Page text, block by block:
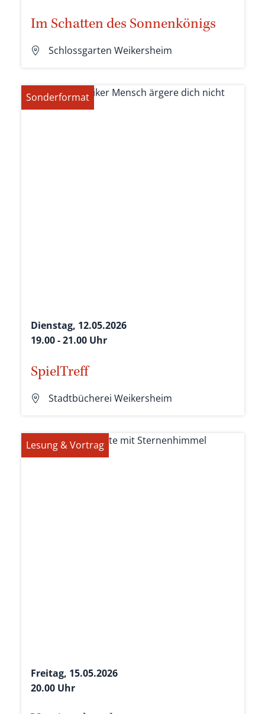
Im Schatten des Sonnenkönigs
Schlossgarten Weikersheim
Sonderformat
Dienstag, 12.05.2026
19.00 - 21.00 Uhr
SpielTreff
Stadtbücherei Weikersheim
Lesung & Vortrag
Freitag, 15.05.2026
20.00 Uhr